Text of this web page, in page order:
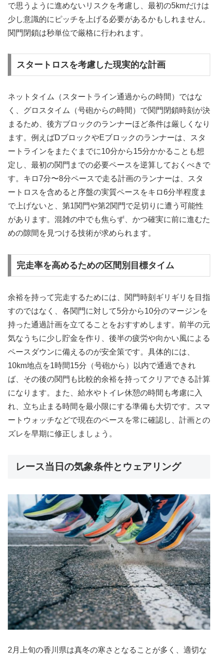
で思うように進めないリスクを考慮し、最初の5kmだけは
少し意識的にピッチを上げる必要があるかもしれません。
関門閉鎖は秒単位で厳格に行われます。
スタートロスを考慮した現実的な計画
ネットタイム（スタートライン通過からの時間）ではな
く、グロスタイム（号砲からの時間）で関門閉鎖時刻が決
まるため、後方ブロックのランナーほど条件は厳しくなり
ます。例えばDブロックやEブロックのランナーは、スタ
ートラインをまたぐまでに10分から15分かかることも想
定し、最初の関門までの必要ペースを逆算しておくべきで
す。キロ7分〜8分ペースで走る計画のランナーは、スタ
ートロスを含めると序盤の実質ペースをキロ6分半程度ま
で上げないと、第1関門や第2関門で足切りに遭う可能性
があります。混雑の中でも焦らず、かつ確実に前に進むた
めの隙間を見つける技術が求められます。
完走率を高めるための区間別目標タイム
余裕を持って完走するためには、関門時刻ギリギリを目指
すのではなく、各関門に対して5分から10分のマージンを
持った通過計画を立てることをおすすめします。前半の元
気なうちに少し貯金を作り、後半の疲労や向かい風による
ペースダウンに備えるのが安全策です。具体的には、
10km地点を1時間15分（号砲から）以内で通過できれ
ば、その後の関門も比較的余裕を持ってクリアできる計算
になります。また、給水やトイレ休憩の時間も考慮に入
れ、立ち止まる時間を最小限にする準備も大切です。スマ
ートウォッチなどで現在のペースを常に確認し、計画との
ズレを早期に修正しましょう。
レース当日の気象条件とウェアリング
2月上旬の香川県は真冬の寒さとなることが多く、適切な